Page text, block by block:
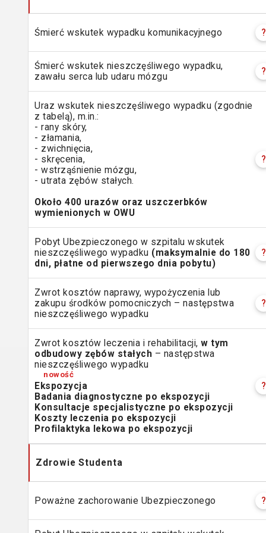
Śmierć wskutek wypadku komunikacyjnego ?
Śmierć wskutek nieszczęśliwego wypadku,
zawału serca lub udaru mózgu
?
Uraz wskutek nieszczęśliwego wypadku (zgodnie
z tabelą), m.in.:
- rany skóry,
- złamania,
- zwichnięcia,
- skręcenia,
- wstrząśnienie mózgu,
- utrata zębów stałych.
Około 400 urazów oraz uszczerbków
wymienionych w OWU
?
Pobyt Ubezpieczonego w szpitalu wskutek
nieszczęśliwego wypadku (maksymalnie do 180
dni, płatne od pierwszego dnia pobytu)
?
Zwrot kosztów naprawy, wypożyczenia lub
zakupu środków pomocniczych – następstwa
nieszczęśliwego wypadku
?
Zwrot kosztów leczenia i rehabilitacji, w tym
odbudowy zębów stałych – następstwa
nieszczęśliwego wypadku
Ekspozycja
Badania diagnostyczne po ekspozycji
Konsultacje specjalistyczne po ekspozycji
Koszty leczenia po ekspozycji
Profilaktyka lekowa po ekspozycji
?
Zdrowie Studenta
Poważne zachorowanie Ubezpieczonego ?